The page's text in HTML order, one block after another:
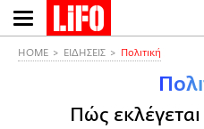
Παράκαμψη
προς
HOME ΕΙΔΗΣΕΙΣ Πολιτική
Πώς